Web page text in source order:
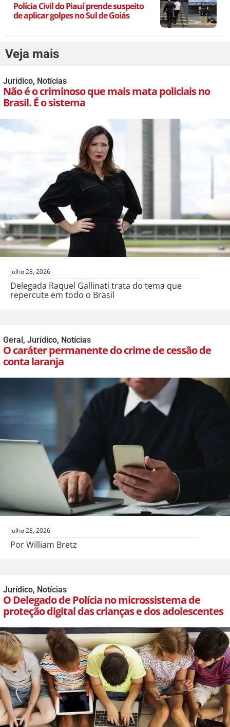
Polícia Civil do Piauí prende suspeito
de aplicar golpes no Sul de Goiás
Veja mais
Jurídico, Notícias
Não é o criminoso que mais mata policiais no
Brasil. É o sistema
julho 28, 2026
Delegada Raquel Gallinati trata do tema que
repercute em todo o Brasil
Geral, Jurídico, Notícias
O caráter permanente do crime de cessão de
conta laranja
julho 28, 2026
Por William Bretz
Jurídico, Notícias
O Delegado de Polícia no microssistema de
proteção digital das crianças e dos adolescentes